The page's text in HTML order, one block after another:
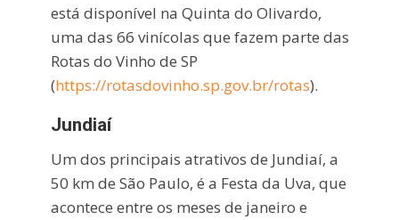
está disponível na Quinta do Olivardo,
uma das 66 vinícolas que fazem parte das
Rotas do Vinho de SP
(https://rotasdovinho.sp.gov.br/rotas).
Jundiaí
Um dos principais atrativos de Jundiaí, a
50 km de São Paulo, é a Festa da Uva, que
acontece entre os meses de janeiro e